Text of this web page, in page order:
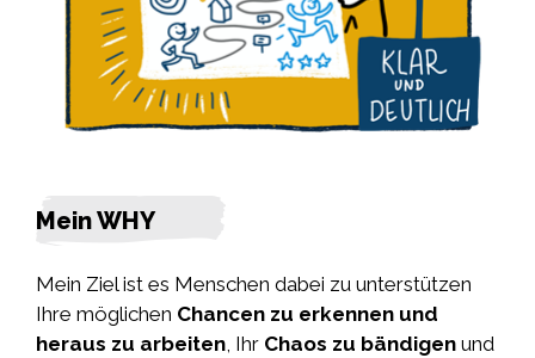
Mein WHY
Mein Ziel ist es Menschen dabei zu unterstützen
Ihre möglichen Chancen zu erkennen und
heraus zu arbeiten, Ihr Chaos zu bändigen und